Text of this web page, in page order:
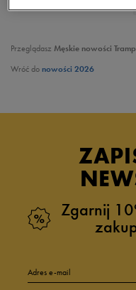
Przeglądasz Męskie nowości
Wróć donowości 2026
Zgarnij
Adres e-mail